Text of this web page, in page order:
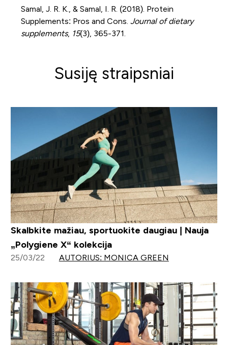
Samal, J. R. K., & Samal, I. R. (2018). Protein
Supplements: Pros and Cons. Journal of dietary
supplements, 15(3), 365-371.
Susiję straipsniai
Skalbkite mažiau, sportuokite daugiau | Nauja
„Polygiene X“ kolekcija
25/03/22 AUTORIUS: MONICA GREEN